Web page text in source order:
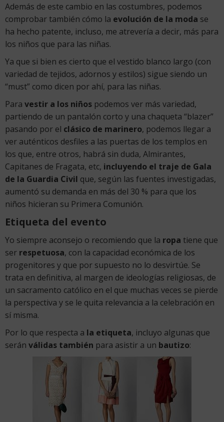
Además de este cambio en las costumbres, podemos
comprobar también cómo la evolución de la moda se
ha hecho patente, incluso, me atrevería a decir, más para
los niños que para las niñas.
Ya que si bien es cierto que el vestido blanco largo (con
variedad de tejidos, adornos y estilos) sigue siendo un
“must” como dicen por ahí, para las niñas.
Para vestir a los niños podemos ver más variedad,
partiendo de un pantalón corto y una chaqueta “blazer”
pasando por el clásico de marinero, podemos llegar a
ver auténticos desfiles a las puertas de los templos en
los que, entre otros, habrá sin duda, Almirantes,
Capitanes de Fragata, etc, incluyendo el traje de Gala
de la Guardia Civil que, según las fuentes investigadas,
aumentó su demanda en más del 30 % para que los
niños hicieran su Primera Comunión.
Etiqueta del evento
Yo siempre aconsejo o recomiendo que la ropa tiene que
ser respetuosa, con la capacidad económica de los
progenitores y que por supuesto no lo desvirtúe. Se
trata en definitiva, al margen de ideologías religiosas, de
un sacramento católico en el que muchas veces se pierde
la perspectiva y se le quita relevancia a la celebración en
sí misma.
Por lo que respecta a la etiqueta, incluyo algunas que
serán válidas también para asistir a un bautizo: